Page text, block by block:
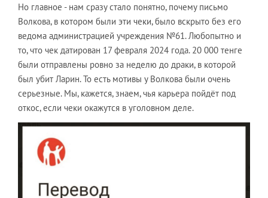
Но главное - нам сразу стало понятно, почему письмо
Волкова, в котором были эти чеки, было вскрыто без его
ведома администрацией учреждения №61. Любопытно и
то, что чек датирован 17 февраля 2024 года. 20 000 тенге
были отправлены ровно за неделю до драки, в которой
был убит Ларин. То есть мотивы у Волкова были очень
серьезные. Мы, кажется, знаем, чья карьера пойдёт под
откос, если чеки окажутся в уголовном деле.